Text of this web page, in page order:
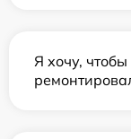
Я хочу, чтобы